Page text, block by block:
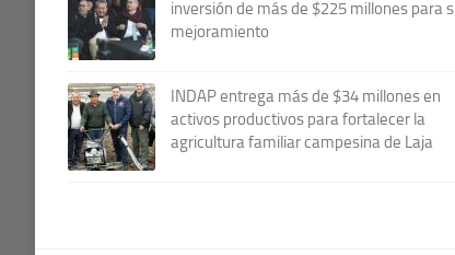
inversión de más de $225 millones para
mejoramiento
INDAP entrega más de $34 millones en
activos productivos para fortalecer la
agricultura familiar campesina de Laja